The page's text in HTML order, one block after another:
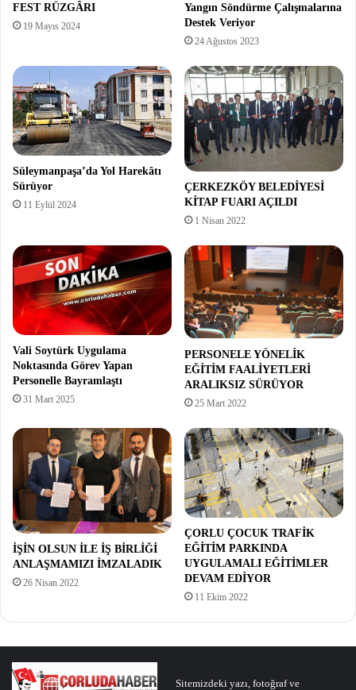
FEST RÜZGÂRI
19 Mayıs 2024
Yangın Söndürme Çalışmalarına
Destek Veriyor
24 Ağustos 2023
Süleymanpaşa’da Yol Harekâtı
Sürüyor
11 Eylül 2024
ÇERKEZKÖY BELEDİYESİ
KİTAP FUARI AÇILDI
1 Nisan 2022
Vali Soytürk Uygulama
Noktasında Görev Yapan
Personelle Bayramlaştı
31 Mart 2025
PERSONELE YÖNELİK
EĞİTİM FAALİYETLERİ
ARALIKSIZ SÜRÜYOR
25 Mart 2022
İŞİN OLSUN İLE İŞ BİRLİĞİ
ANLAŞMAMIZI İMZALADIK
26 Nisan 2022
ÇORLU ÇOCUK TRAFİK
EĞİTİM PARKINDA
UYGULAMALI EĞİTİMLER
DEVAM EDİYOR
11 Ekim 2022
Sitemizdeki yazı, fotoğraf ve